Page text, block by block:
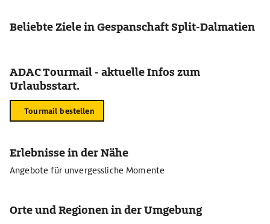
Beliebte Ziele in Gespanschaft Split-Dalmatien
ADAC Tourmail - aktuelle Infos zum
Urlaubsstart.
Tourmail bestellen
Erlebnisse in der Nähe
Angebote für unvergessliche Momente
Orte und Regionen in der Umgebung